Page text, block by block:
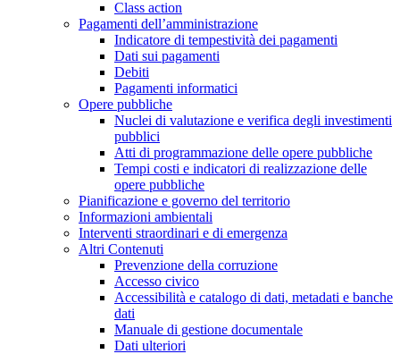
Class action
Pagamenti dell’amministrazione
Indicatore di tempestività dei pagamenti
Dati sui pagamenti
Debiti
Pagamenti informatici
Opere pubbliche
Nuclei di valutazione e verifica degli investimenti
pubblici
Atti di programmazione delle opere pubbliche
Tempi costi e indicatori di realizzazione delle
opere pubbliche
Pianificazione e governo del territorio
Informazioni ambientali
Interventi straordinari e di emergenza
Altri Contenuti
Prevenzione della corruzione
Accesso civico
Accessibilità e catalogo di dati, metadati e banche
dati
Manuale di gestione documentale
Dati ulteriori